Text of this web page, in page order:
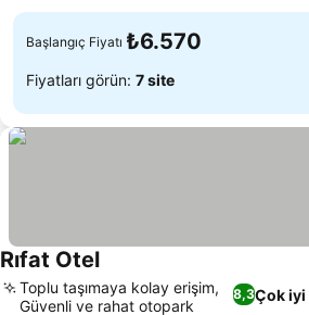
Başlangıç Fiyatı ₺6.570
Fiyatları görün: 7 site
Rıfat OtelFiyatları görün
8,3Çok iyi
Toplu taşımaya kolay erişim,
Güvenli ve rahat otopark